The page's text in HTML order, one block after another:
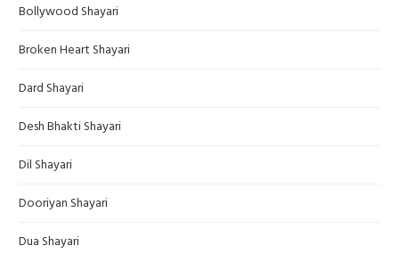
Bollywood Shayari
Broken Heart Shayari
Dard Shayari
Desh Bhakti Shayari
Dil Shayari
Dooriyan Shayari
Dua Shayari